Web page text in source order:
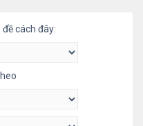
cách đây: